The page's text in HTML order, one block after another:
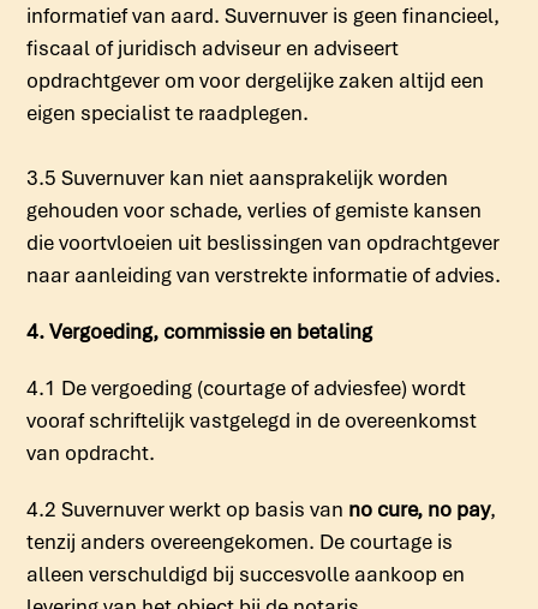
informatief van aard. Suvernuver is geen financieel,
fiscaal of juridisch adviseur en adviseert
opdrachtgever om voor dergelijke zaken altijd een
eigen specialist te raadplegen.
3.5 Suvernuver kan niet aansprakelijk worden
gehouden voor schade, verlies of gemiste kansen
die voortvloeien uit beslissingen van opdrachtgever
naar aanleiding van verstrekte informatie of advies.
4. Vergoeding, commissie en betaling
4.1 De vergoeding (courtage of adviesfee) wordt
vooraf schriftelijk vastgelegd in de overeenkomst
van opdracht.
4.2 Suvernuver werkt op basis van no cure, no pay,
tenzij anders overeengekomen. De courtage is
alleen verschuldigd bij succesvolle aankoop en